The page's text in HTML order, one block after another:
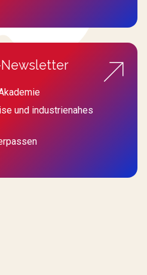
und industrienahes